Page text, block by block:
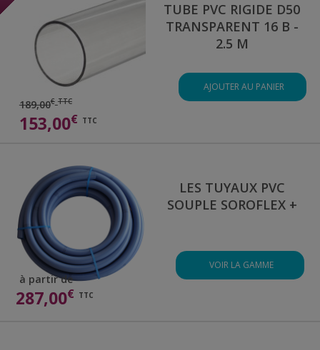
TUBE PVC RIGIDE D50
TRANSPARENT 16 B -
2.5 M
189,00€ TTC
153,00€ TTC
AJOUTER AU PANIER
LES TUYAUX PVC
SOUPLE SOROFLEX +
à partir de
287,00€ TTC
VOIR LA GAMME